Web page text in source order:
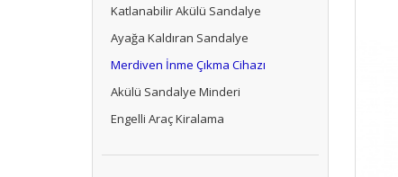
Katlanabilir Akülü Sandalye
Ayağa Kaldıran Sandalye
Merdiven İnme Çıkma Cihazı
Akülü Sandalye Minderi
Engelli Araç Kiralama